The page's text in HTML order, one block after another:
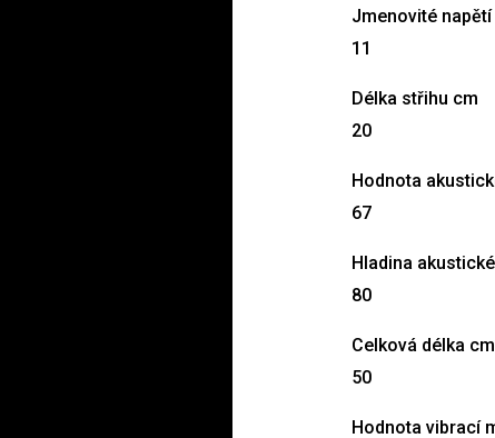
Jmenovité napětí
11
Délka střihu cm
20
Hodnota
67
Hladina
80
Celková délka cm
50
Hodnota vibrací